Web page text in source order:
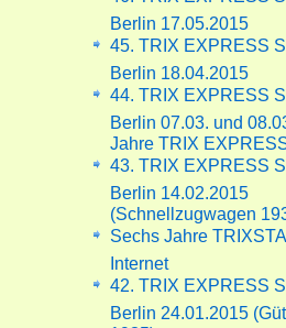
Berlin 17.05.2015
45. TRIX EXPRESS
Berlin 18.04.2015
44. TRIX EXPRESS
Berlin 07.03. und
Jahre TRIX
43. TRIX EXPRESS
Berlin 14.02.2015
(Schnellzugwagen
Sechs Jahre
Internet
42. TRIX EXPRESS
Berlin 24.01.2015